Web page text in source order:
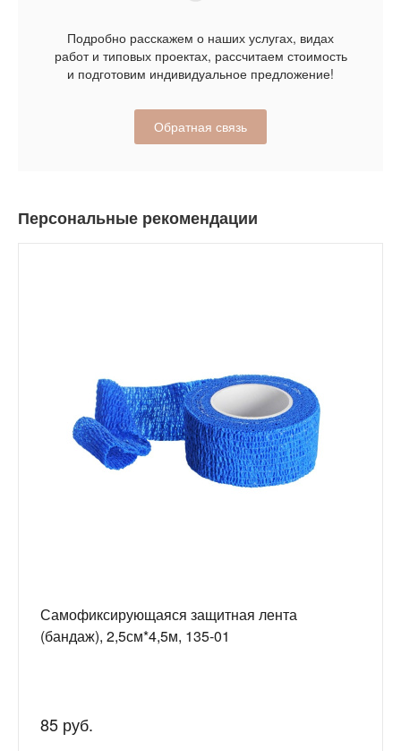
Подробно расскажем о наших услугах, видах
работ и типовых проектах, рассчитаем стоимость
и подготовим индивидуальное предложение!
Обратная связь
Персональные рекомендации
Самофиксирующаяся защитная лента
(бандаж), 2,5см*4,5м, 135-01
85 руб.